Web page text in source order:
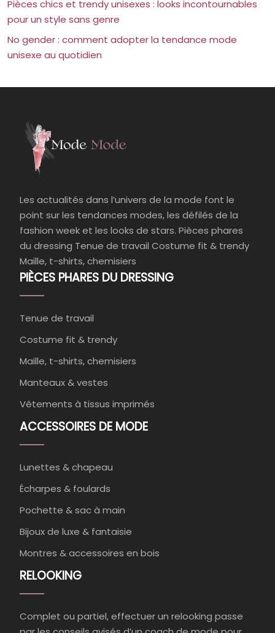
Pièces chics et trendy unisexes : looks incontournables
pour un style sans genre
No gender : comment adopter la tendance mode
unisexe au quotidien
Les actualités dans l’univers de la mode font le
point sur les tendances modes, les défilés de la
fashion week et les looks de stars. Pièces phares
du dressing Tenue de travail Costume fit & trendy
Maille, t-shirts, chemisiers
PIÈCES PHARES DU DRESSING
Tenue de travail
Costume fit & trendy
Maille, t-shirts, chemisiers
Manteaux & vestes
Vêtements à tissus imprimés
ACCESSOIRES DE MODE
Lunettes & chapeau
Écharpes & foulards
Pochette & sac à main
Bijoux de luxe & fantaisie
Montres & accessoires en bois
RELOOKING
Complet ou partiel, effectuer un relooking passe